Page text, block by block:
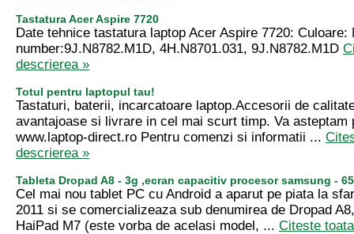
Tastatura Acer Aspire 7720
Date tehnice tastatura laptop Acer Aspire 7720: Culoare:
number:9J.N8782.M1D, 4H.N8701.031, 9J.N8782.M1D
descrierea »
Totul pentru laptopul tau!
Tastaturi, baterii, incarcatoare laptop.Accesorii de
avantajoase si livrare in cel mai scurt timp. Va asteptam
www.laptop-direct.ro Pentru comenzi si informatii ...
descrierea »
Tableta Dropad A8 - 3g ,ecran capacitiv procesor samsung -
Cel mai nou tablet PC cu Android a aparut pe piata la
2011 si se comercializeaza sub denumirea de Dropad
HaiPad M7 (este vorba de acelasi model, ... Citeste